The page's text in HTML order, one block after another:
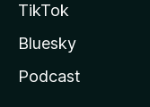
TikTok
Bluesky
Podcast